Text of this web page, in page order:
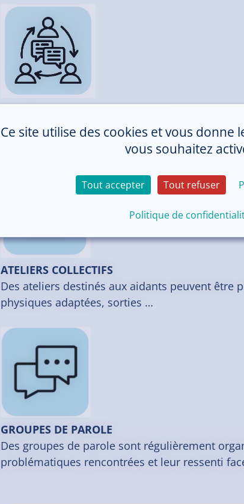
Nous travaillons en partenariat avec les
et une plus grand lisibilité de l’offre à
ATELIERS COLLECTIFS
Des ateliers destinés aux aidants peuvent être
physiques adaptées, sorties …
GROUPES DE PAROLE
Des groupes de parole sont régulièrement
problématiques rencontrées et leur ressenti
Ce site utilise des cookies et vous donne
vous souhaitez
Tout accepter Tout refuser
Politique de